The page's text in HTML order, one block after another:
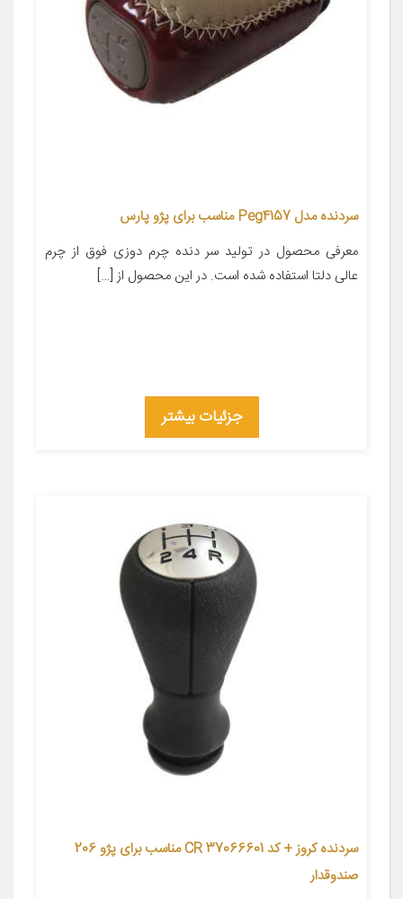
سردنده مدل Peg4157 مناسب برای پژو پارس
معرفی محصول در تولید سر دنده چرم دوزی فوق از چرم
عالی دلتا استفاده شده است. در این محصول از […]
جزئیات بیشتر
سردنده کروز + کد CR 37066601 مناسب برای پژو 206
صندوقدار